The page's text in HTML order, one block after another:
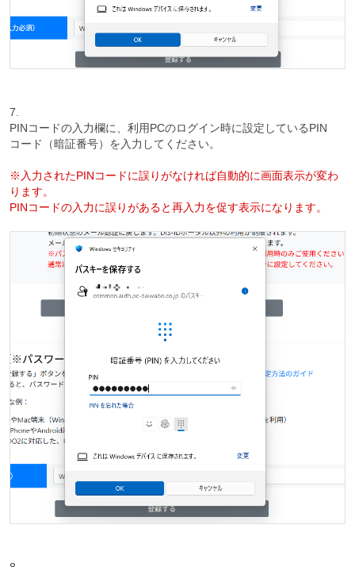
7.
PINコードの入力欄に、利用PCのログイン時に設定しているPIN
コード（暗証番号）を入力してください。
※入力されたPINコードに誤りがなければ自動的に画面表示が変わ
ります。
PINコードの入力に誤りがあると再入力を促す表示になります。